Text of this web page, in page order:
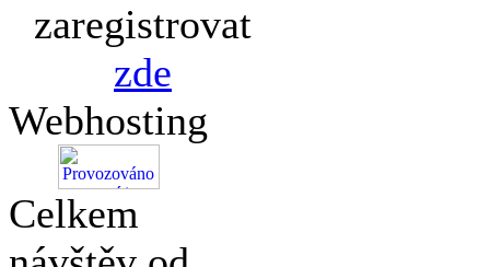
zaregistrovat
zde
Webhosting
Celkem